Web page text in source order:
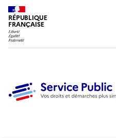
RÉPUBLIQUE
FRANÇAISE